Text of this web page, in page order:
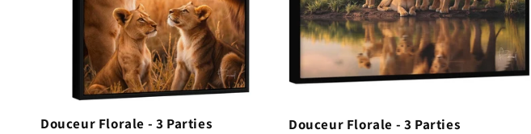
Douceur Florale - 3 Parties Douceur Florale - 3 Parties